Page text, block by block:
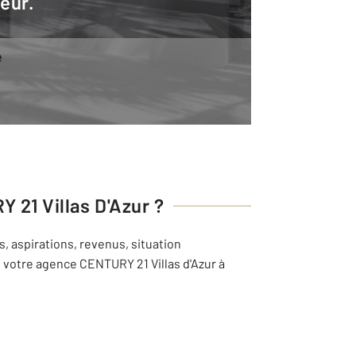
21 Villas D'Azur ?
aspirations, revenus, situation
agence CENTURY 21 Villas d'Azur à